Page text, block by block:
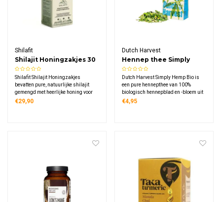
Shilafit
Shilajit Honingzakjes 30
stuks
Shilafit Shilajit Honingzakjes
bevatten pure, natuurlijke shilajit
gemengd met heerlijke honing voor
optimale opname. Deze 30 handige
€29,90
Dutch Harvest
Hennep thee Simply
Hemp Bio
Dutch Harvest Simply Hemp Bio is
een pure hennepthee van 100%
biologisch hennepblad en -bloem uit
Nederland, met een milde smaak en
€4,95